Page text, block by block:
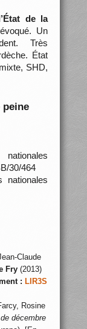
de la
Un
Très
État
SHD,
peine
30/464
Claude
Fry(2013)
: LIR3S
Rosine
décembre